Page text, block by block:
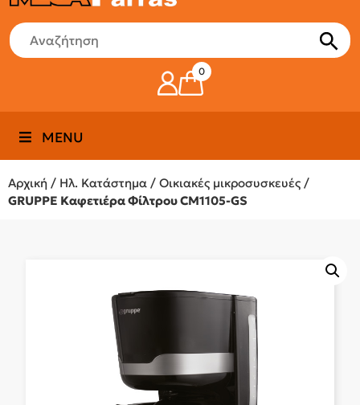
0
MENU
Αρχική / Ηλ. Κατάστημα / Οικιακές μικροσυσκευές /
GRUPPE Καφετιέρα Φίλτρου CM1105-GS